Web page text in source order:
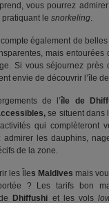
vous pourrez
le snorkeling.
compte également de
mais entourées
Si vous séjournez près
envie de découvrir l’île
de l’île de
se situent dans
qui complèteront
admirer les dauphins,
de la zone.
les Îles Maldives mais
? Les tarifs bon
Dhiffushi et les vols